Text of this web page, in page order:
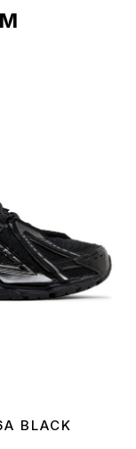
BLACK